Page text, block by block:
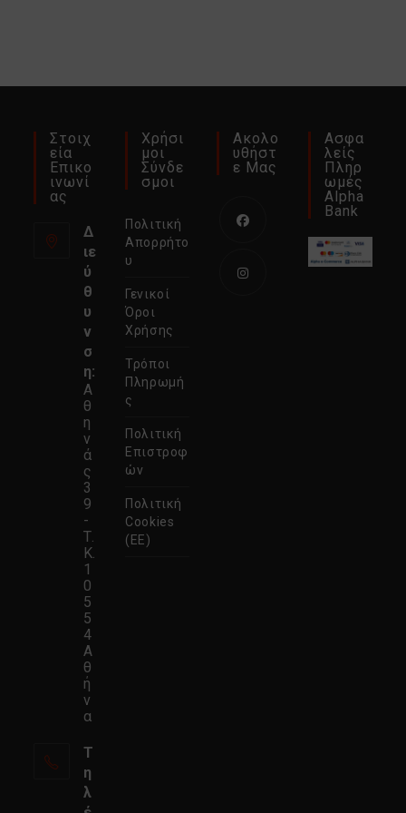
Στοιχ
Εία
Επικο
Ινωνί
Ας
Δ
ιε
ύ
θ
υ
ν
σ
η:
Α
θ
η
ν
ά
ς
3
9
-
Τ.
Κ.
1
0
5
5
4
Α
θ
ή
ν
α
Τ
η
λ
Χρήσι
Μοι
Σύνδε
Σμοι
Πολιτική
Απορρήτο
υ
Γενικοί
Όροι
Χρήσης
Τρόποι
Πληρωμή
ς
Πολιτική
Επιστροφ
ών
Πολιτική
Cookies
(ΕΕ)
Ακολο
Υθήστ
Ε Μας
Ασφα
Λείς
Πληρ
Ωμές
Alpha
Bank